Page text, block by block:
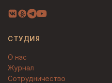
СТУДИЯ
О нас
Журнал
Сотрудничество